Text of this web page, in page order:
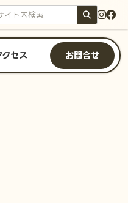
クセス お問合せ